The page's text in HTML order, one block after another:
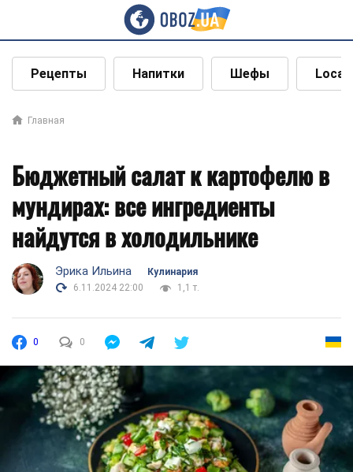
Рецепты Напитки Шефы Local
Главная
Бюджетный салат к картофелю в
мундирах: все ингредиенты
найдутся в холодильнике
Эрика Ильина
Кулинария
6.11.2024 22:00
1,1 т.
0 0